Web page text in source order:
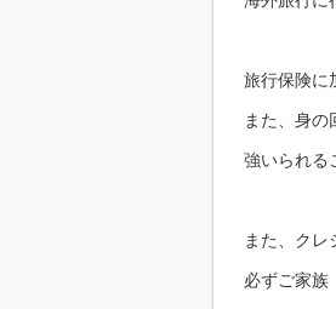
旅行保険に
また、身
強いられる
また、クレ
必ずご家族